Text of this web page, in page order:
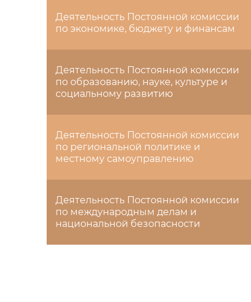
Деятельность Постоянной комиссии
по экономике, бюджету и финансам
Деятельность Постоянной комиссии
по образованию, науке, культуре и
социальному развитию
Деятельность Постоянной комиссии
по региональной политике и
местному самоуправлению
Деятельность Постоянной комиссии
по международным делам и
национальной безопасности